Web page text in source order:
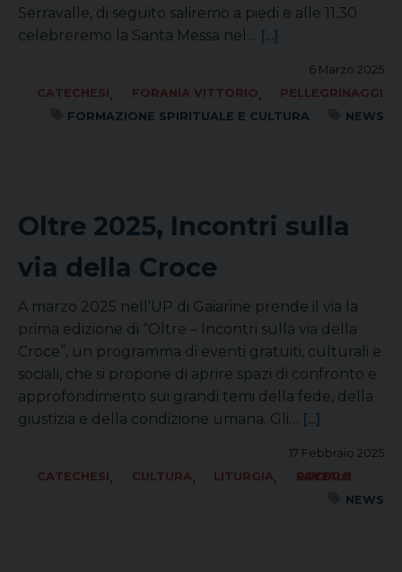
Serravalle, di seguito saliremo a piedi e alle 11.30
celebreremo la Santa Messa nel… [...]
6 Marzo 2025
CATECHESI, FORANIA VITTORIO,
PELLEGRINAGGI
FORMAZIONE SPIRITUALE E CULTURA
NEWS
Oltre 2025, Incontri sulla
via della Croce
A marzo 2025 nell'UP di Gaiarine prende il via la
prima edizione di “Oltre – Incontri sulla via della
Croce”, un programma di eventi gratuiti, culturali e
sociali, che si propone di aprire spazi di confronto e
approfondimento sui grandi temi della fede, della
giustizia e della condizione umana. Gli… [...]
17 Febbraio 2025
CATECHESI, CULTURA, LITURGIA,
SOCIALE LAVORO PACE
NEWS